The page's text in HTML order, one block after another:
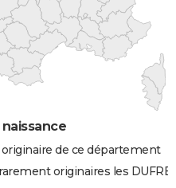
naissance
de ce département
originaires les